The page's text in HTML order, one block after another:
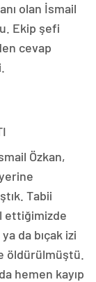
olan İsmail
Ekip şefi
cevap
Özkan,
Tabii
ettiğimizde
da bıçak izi
öldürülmüştü.
hemen kayıp